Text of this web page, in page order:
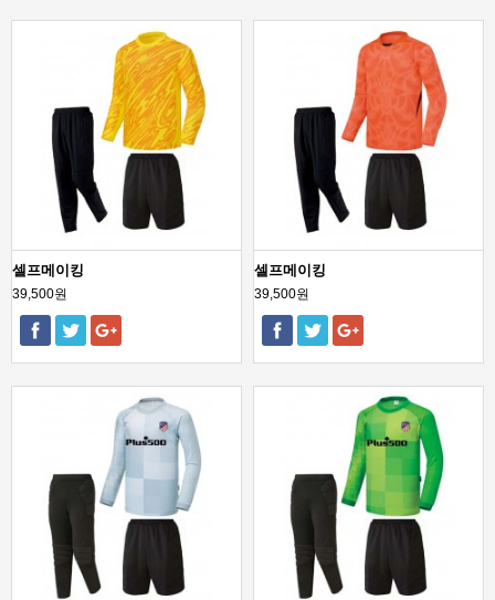
셀프메이킹
39,500원
셀프메이킹
39,500원